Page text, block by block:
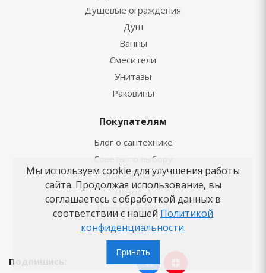
Душевые ограждения
Душ
Ванны
Смесители
Унитазы
Раковины
Покупателям
Блог о сантехнике
Советы по выбору
Как заказать
Новости
Вопросы-ответы
Бренды
Подпишись:
Мы используем cookie для улучшения работы
сайта. Продолжая использование, вы
соглашаетесь с обработкой данных в
соответствии с нашей Политикой
конфиденциальности.
Принять